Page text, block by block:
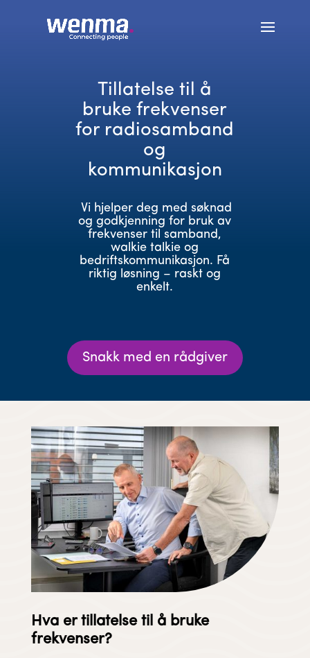
Tillatelse til å
bruke frekvenser
for radiosamband
og
kommunikasjon
Vi hjelper deg med søknad
og godkjenning for bruk av
frekvenser til samband,
walkie talkie og
bedriftskommunikasjon. Få
riktig løsning – raskt og
enkelt.
Snakk med en rådgiver
Hva er tillatelse til å bruke
frekvenser?